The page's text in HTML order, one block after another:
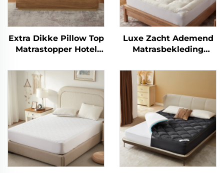
Extra Dikke Pillow Top
Matrastopper Hotel
Pluizige
Matrasbekleding met
Uitlopende Zakken tot
15 Inch
Luxe Zacht Ademend
Matrasbekleding
Matrasbekleding